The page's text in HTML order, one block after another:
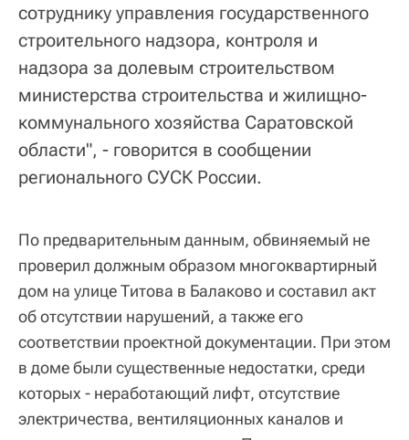
сотруднику управления государственного
строительного надзора, контроля и
надзора за долевым строительством
министерства строительства и жилищно-
коммунального хозяйства Саратовской
области", - говорится в сообщении
регионального СУСК России.
По предварительным данным, обвиняемый не
проверил должным образом многоквартирный
дом на улице Титова в Балаково и составил акт
об отсутствии нарушений, а также его
соответствии проектной документации. При этом
в доме были существенные недостатки, среди
которых - неработающий лифт, отсутствие
электричества, вентиляционных каналов и